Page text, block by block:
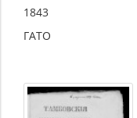
1843
ГАТО